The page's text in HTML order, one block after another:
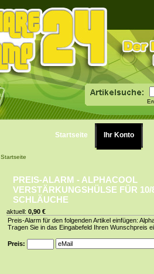
Startseite Ihr Konto
Startseite
PREIS-ALARM - ALPHACOOL
VERSTÄRKUNGSHÜLSE FÜR 10/
SCHLÄUCHE
aktuell: 0,90 €
Preis-Alarm für den folgenden Artikel einfügen:
Tragen Sie in das Eingabefeld Ihren Wunschpreis
Preis: